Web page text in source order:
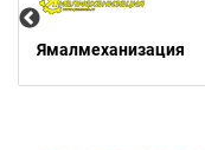
Ямалмеханизация